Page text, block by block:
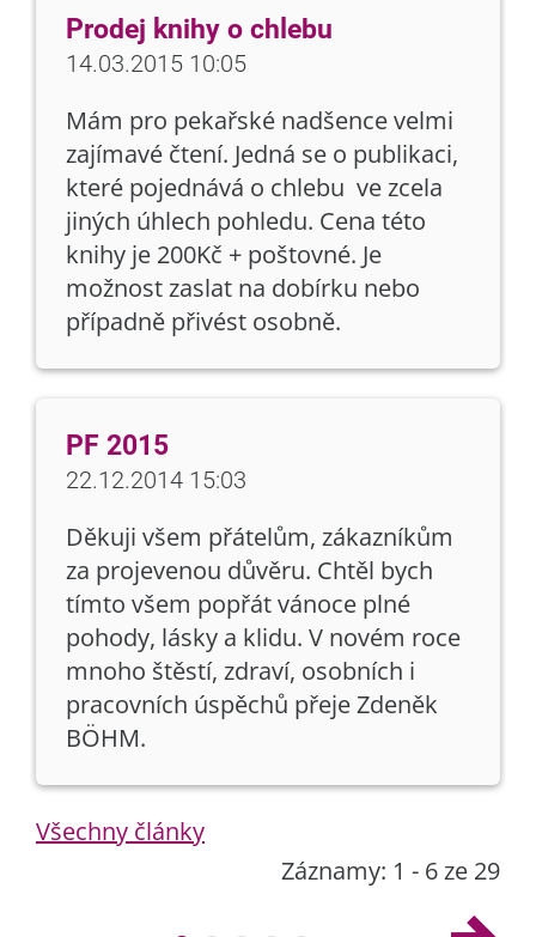
Prodej knihy o chlebu
14.03.2015 10:05
Mám pro pekařské nadšence velmi
zajímavé čtení. Jedná se o publikaci,
které pojednává o chlebu ve zcela
jiných úhlech pohledu. Cena této
knihy je 200Kč + poštovné. Je
možnost zaslat na dobírku nebo
případně přivést osobně.
PF 2015
22.12.2014 15:03
Děkuji všem přátelům, zákazníkům
za projevenou důvěru. Chtěl bych
tímto všem popřát vánoce plné
pohody, lásky a klidu. V novém roce
mnoho štěstí, zdraví, osobních i
pracovních úspěchů přeje Zdeněk
BÖHM.
Všechny články
Záznamy: 1 - 6 ze 29